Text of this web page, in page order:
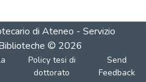
di Ateneo - Servizio
© 2026
Policy tesi di
dottorato
Send
Feedback